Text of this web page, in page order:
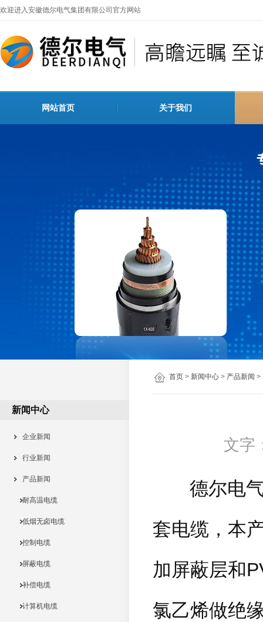
欢迎进入安徽德尔电气集团有限公司官方网站
网站首页 关于我们
首页 > 新闻中心 > 产品新闻 >
新闻中心
企业新闻
行业新闻
产品新闻
耐高温电缆
低烟无卤电缆
控制电缆
屏蔽电缆
补偿电缆
计算机电缆
文字
德尔电气
套电缆，本
加屏蔽层和
氯乙烯做绝